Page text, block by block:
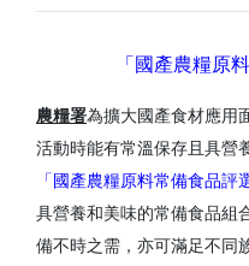
「國產農糧原
農糧署為擴大國產食材應用
活動時能有常溫保存且具營
「國產農糧原料常備食品評
具營養和美味的常備食品組
備不時之需，亦可滿足不同